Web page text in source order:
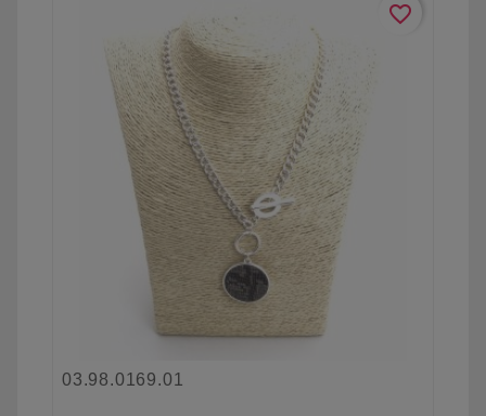
favorite_border
03.98.0169.01